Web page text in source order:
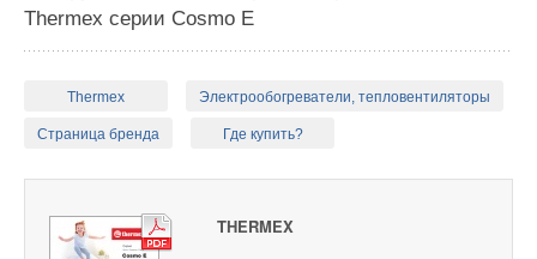
Thermex серии Cosmo E
Thermex Электрообогреватели, тепловентиляторы
Страница бренда Где купить?
THERMEX